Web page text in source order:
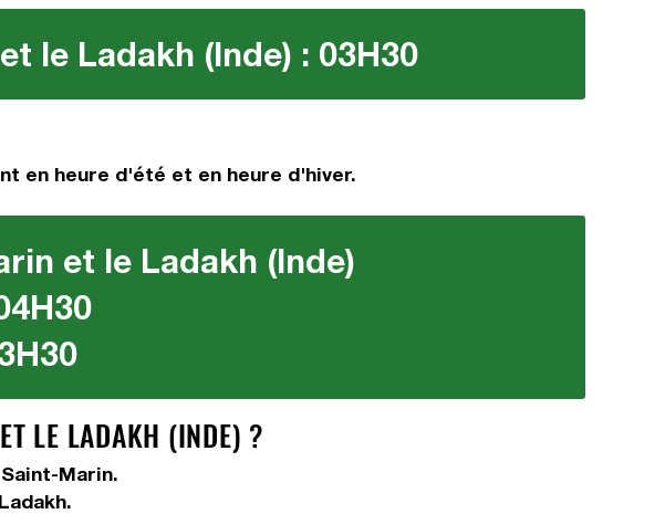
le Ladakh (Inde) : 03H30
en heure d'été et en heure d'hiver.
et le Ladakh (Inde)
LE LADAKH (INDE) ?
Marin.